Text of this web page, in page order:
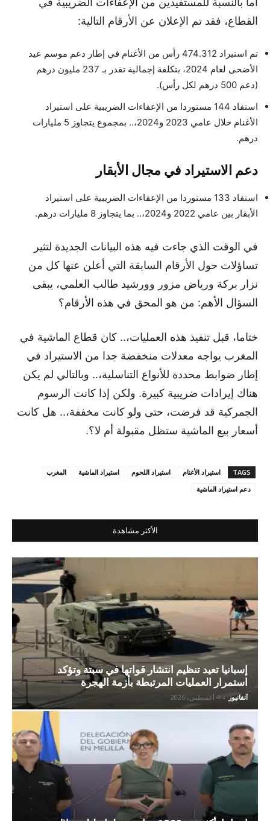
القطاع، فقد تم الإعلان عن الأرقام التالية:
تم استيراد 474.312 رأس من الأغنام في إطار دعم موسم عيد
الأضحى لعام 2024، بتكلفة إجمالية تقدر بـ 237 مليون درهم
(دعم 500 درهم لكل رأس).
استفاد 144 مستوردا من الإعفاءات الضريبية على استيراد
الأغنام خلال عامي 2023 و2024،.. بمجموع يتجاوز 5 مليارات
درهم.
دعم الاستيراد في مجال الأبقار
استفاد 133 مستوردا من الإعفاءات الضريبية على استيراد
الأبقار بين عامي 2022 و2024،.. بما يتجاوز 8 مليارات درهم.
في الوقت الذي جاءت فيه هذه البيانات الجديدة لتثير
تساؤلات حول الأرقام السابقة التي أعلن عنها كل من
نزار بركة ورياض مزور وورشيد طالب العلمي، يبقى
السؤال الأهم: من هو المحق في هذه الأرقام؟
ختاما، قبل تنفيذ هذه العمليات،.. كان قطاع الماشية في
المغرب يواجه معدلات منخفضة جدا من الاستيراد في
إطار ضوابط محددة للأنواع التناسلية،.. وبالتالي لم يكن
هناك إيرادات ضريبية كبيرة. ولكن إذا كانت الرسوم
الجمركية قد فرضت، حتى ولو كانت مخففة،.. هل كانت
أسعار بيع الماشية ستظل مقبولة أم لا؟.
TAGS استيراد الأغنام استيراد اللحوم استيراد الماشية
المغرب
دعم استيراد الماشية
الأكثر مشاهدة
إسبانيا تعيد تنظيم انتشار قواتها في سبتة وتؤكد
استمرار العمليات المرتبطة بأزمة الهجرة
آنفانيوز - 4 أغسطس، 2026